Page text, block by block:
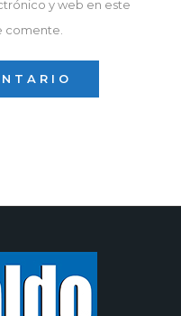
y web en este
comente.